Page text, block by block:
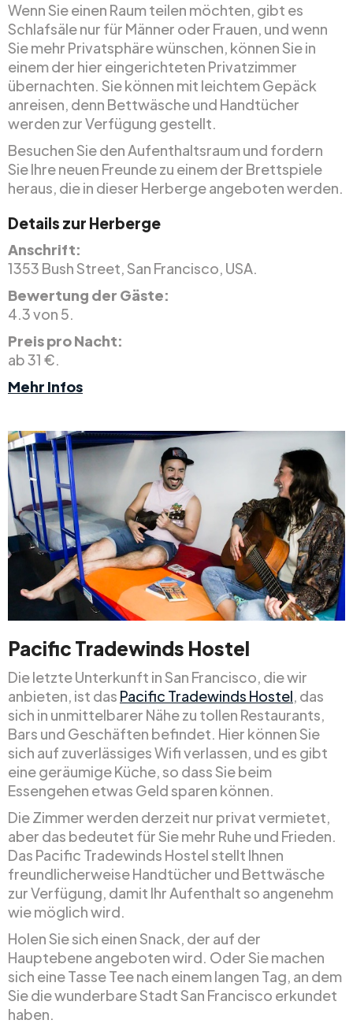
Wenn Sie einen Raum teilen möchten, gibt es
Schlafsäle nur für Männer oder Frauen, und wenn
Sie mehr Privatsphäre wünschen, können Sie in
einem der hier eingerichteten Privatzimmer
übernachten. Sie können mit leichtem Gepäck
anreisen, denn Bettwäsche und Handtücher
werden zur Verfügung gestellt.
Besuchen Sie den Aufenthaltsraum und fordern
Sie Ihre neuen Freunde zu einem der Brettspiele
heraus, die in dieser Herberge angeboten werden.
Details zur Herberge
Anschrift:
1353 Bush Street, San Francisco, USA.
Bewertung der Gäste:
4.3 von 5.
Preis pro Nacht:
ab 31 €.
Mehr Infos
Pacific Tradewinds Hostel
Die letzte Unterkunft in San Francisco, die wir
anbieten, ist das Pacific Tradewinds Hostel, das
sich in unmittelbarer Nähe zu tollen Restaurants,
Bars und Geschäften befindet. Hier können Sie
sich auf zuverlässiges Wifi verlassen, und es gibt
eine geräumige Küche, so dass Sie beim
Essengehen etwas Geld sparen können.
Die Zimmer werden derzeit nur privat vermietet,
aber das bedeutet für Sie mehr Ruhe und Frieden.
Das Pacific Tradewinds Hostel stellt Ihnen
freundlicherweise Handtücher und Bettwäsche
zur Verfügung, damit Ihr Aufenthalt so angenehm
wie möglich wird.
Holen Sie sich einen Snack, der auf der
Hauptebene angeboten wird. Oder Sie machen
sich eine Tasse Tee nach einem langen Tag, an dem
Sie die wunderbare Stadt San Francisco erkundet
haben.